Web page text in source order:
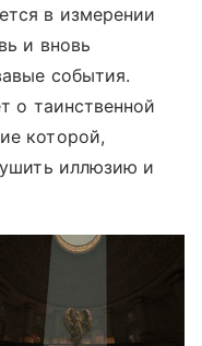
в измерении
и вновь
события.
о таинственной
которой,
иллюзию и